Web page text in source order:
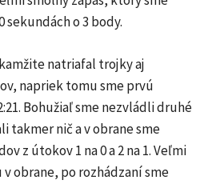
sekundách o 3 body.
natriafal trojky aj
napriek tomu sme prvú
Bohužiaľ sme nezvládli druhé
takmer nič a v obrane sme
z útokov 1 na 0 a 2 na 1. Veľmi
obrane, po rozhádzaní sme